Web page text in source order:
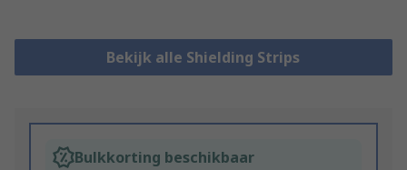
Bekijk alle Shielding Strips
Bulkkorting beschikbaar